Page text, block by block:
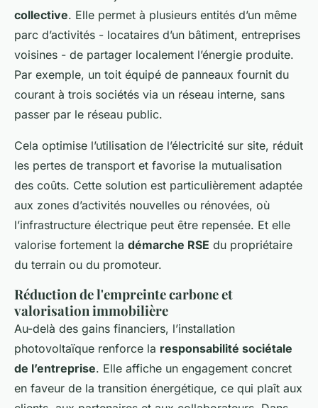
collective. Elle permet à plusieurs entités d’un même
parc d’activités - locataires d’un bâtiment, entreprises
voisines - de partager localement l’énergie produite.
Par exemple, un toit équipé de panneaux fournit du
courant à trois sociétés via un réseau interne, sans
passer par le réseau public.
Cela optimise l’utilisation de l’électricité sur site, réduit
les pertes de transport et favorise la mutualisation
des coûts. Cette solution est particulièrement adaptée
aux zones d’activités nouvelles ou rénovées, où
l’infrastructure électrique peut être repensée. Et elle
valorise fortement la démarche RSE du propriétaire
du terrain ou du promoteur.
Réduction de l'empreinte carbone et
valorisation immobilière
Au-delà des gains financiers, l’installation
photovoltaïque renforce la responsabilité sociétale
de l’entreprise. Elle affiche un engagement concret
en faveur de la transition énergétique, ce qui plaît aux